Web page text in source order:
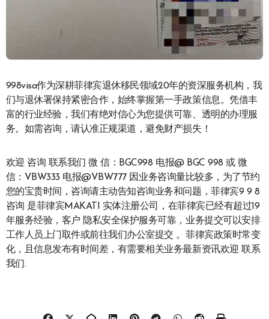
998visa作为深耕菲律宾退休移民领域20年的资深服务机构，我
们与退休署保持紧密合作，始终掌握第一手政策信息。凭借丰
富的行业经验，我们有绝对信心为您提供可靠、透明的办理服
务。如需咨询，请认准正规渠道，避免财产损失！
欢迎 咨询 联系我们 微 信：BGC998 电报@ BGC 998 或 微
信：VBW333 电报@VBW777 因业务咨询量比较多，为了节约
您的宝贵时间，咨询请主动告知咨询业务和问题，菲律宾9 9 8
咨询 是菲律宾MAKATI 实体注册公司，在菲律宾已经有超过19
年服务经验，客户 隐私安全保护服务可靠，业务提交可以安排
工作人员上门取件或前往我们办公室提交 。菲律宾政策时常变
化，且信息发布有时间差，有需要相关业务最新资讯欢迎 联系
我们.